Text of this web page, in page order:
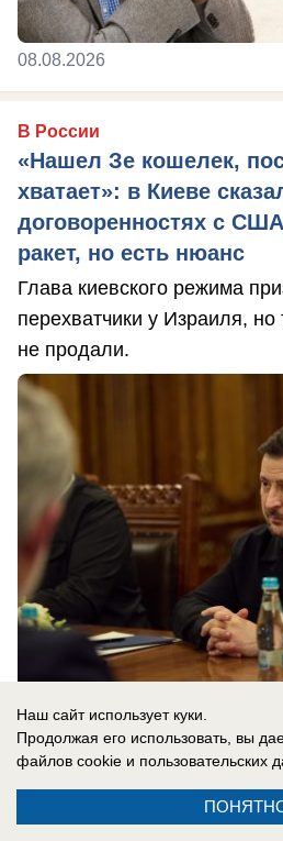
08.08.2026
В России
«Нашел Зе кошелек,
хватает»: в Киеве
договоренностях с
ракет, но есть нюанс
Глава киевского режима
перехватчики у Израиля,
не продали.
08.08.2026
Новости СМИ2
Наш сайт использует куки.
Продолжая его использовать, вы
файлов cookie и пользовательских